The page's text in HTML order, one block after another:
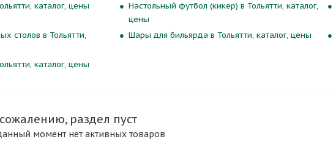
каталог, цены
Настольный футбол (кикер) в Тольятти, каталог,
цены
столов в Тольятти,
Шары для бильярда в Тольятти, каталог, цены
каталог, цены
раздел пуст
момент нет активных товаров